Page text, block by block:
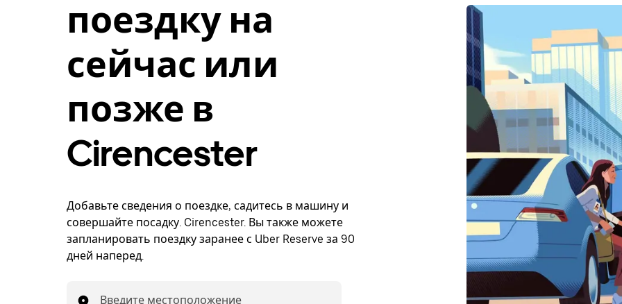
поездку на
сейчас или
позже в
Cirencester
Добавьте сведения о поездке, садитесь в машину и
совершайте посадку. Cirencester. Вы также можете
запланировать поездку заранее с Uber Reserve за 90
дней наперед.
Введите местоположение